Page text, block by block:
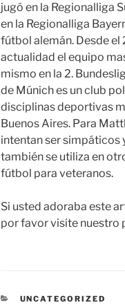
jugó en la Regionalliga
en la Regionalliga
fútbol alemán. Desde
actualidad el equipo
mismo en la 2.
de Múnich es un club
disciplinas deportivas
Buenos Aires. Para
intentan ser simpáticos
también se utiliza en
fútbol para veteranos.
Si usted adoraba este
por favor visite nuestro
CATEGORÍAS
UNCATEGORIZED